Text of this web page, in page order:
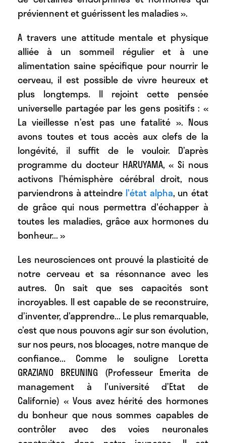
préviennent et guérissent les maladies ».
A travers une attitude mentale et physique
alliée à un sommeil régulier et à une
alimentation saine spécifique pour nourrir le
cerveau, il est possible de vivre heureux et
plus longtemps. Il rejoint cette pensée
universelle partagée par les gens positifs : «
La vieillesse n’est pas une fatalité ». Nous
avons toutes et tous accès aux clefs de la
longévité, il suffit de le vouloir. D’après
programme du docteur HARUYAMA, « Si nous
activons l'hémisphère cérébral droit, nous
parviendrons à atteindre l'état alpha, un état
de grâce qui nous permettra d'échapper à
toutes les maladies, grâce aux hormones du
bonheur... »
Les neurosciences ont prouvé la plasticité de
notre cerveau et sa résonnance avec les
autres. On sait que ses capacités sont
incroyables. Il est capable de se reconstruire,
d’inventer, d’apprendre... Le plus remarquable,
c’est que nous pouvons agir sur son évolution,
sur nos peurs, nos blocages, notre manque de
confiance... Comme le souligne Loretta
GRAZIANO BREUNING (Professeur Emerita de
management à l’université d’Etat de
Californie) « Vous avez hérité des hormones
du bonheur que nous sommes capables de
contrôler avec des voies neuronales